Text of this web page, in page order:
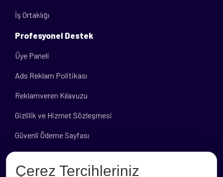
İş Ortaklığı
Profesyonel Destek
Üye Paneli
Ads Reklam Politikası
Reklamveren Kılavuzu
Gizlilik ve Hizmet Sözleşmesi
Güvenli Ödeme Sayfası
Banka Hesap Bilgileri
Çerez Tercihleriniz